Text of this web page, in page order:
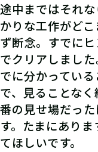
途中まではそれ
かりな工作がど
ず断念。すでに
でクリアしまし
でに分かってい
で、見ることな
番の見せ場だっ
す。たまにあり
てほしいです。